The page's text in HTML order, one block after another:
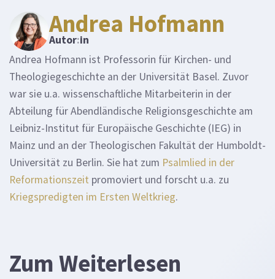
Andrea Hofmann
Autor:in
Andrea Hofmann ist Professorin für Kirchen- und
Theologiegeschichte an der Universität Basel. Zuvor
war sie u.a. wissenschaftliche Mitarbeiterin in der
Abteilung für Abendländische Religionsgeschichte am
Leibniz-Institut für Europäische Geschichte (IEG) in
Mainz und an der Theologischen Fakultät der Humboldt-
Universität zu Berlin. Sie hat zum Psalmlied in der
Reformationszeit promoviert und forscht u.a. zu
Kriegspredigten im Ersten Weltkrieg.
Zum Weiterlesen